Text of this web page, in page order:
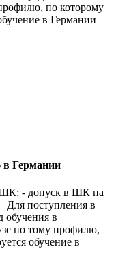
по которому
в Германии
в Германии
ШК: - допуск в ШК на
поступления в
обучения в
по тому профилю,
обучение в